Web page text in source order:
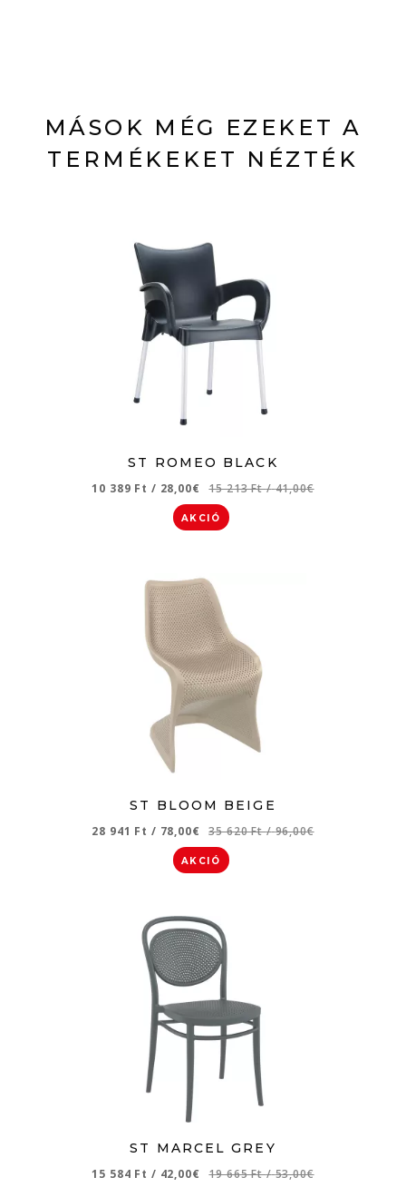
MÁSOK MÉG EZEKET A
TERMÉKEKET NÉZTÉK
ST ROMEO BLACK
10 389 Ft / 28,00€ 15 213 Ft/ 41,00€
AKCIÓ
ST BLOOM BEIGE
28 941 Ft / 78,00€ 35 620 Ft/ 96,00€
AKCIÓ
ST MARCEL GREY
15 584 Ft / 42,00€ 19 665 Ft/ 53,00€